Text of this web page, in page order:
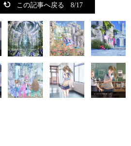
この記事へ戻る 8/17